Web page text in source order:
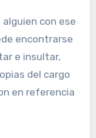
con ese
encontrarse
e insultar,
del cargo
en referencia